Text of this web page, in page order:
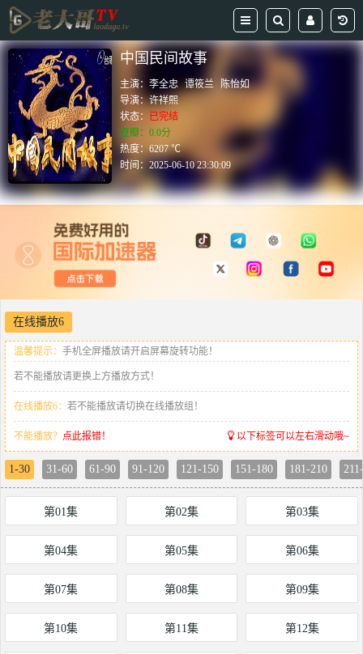
中国民间故事
主演：李全忠 谭筱兰
陈怡如
导演：许祥熙
状态： 已完结
豆瓣：0.0分
热度：6207 ℃
时间：2025-06-10 23:30:09
在线播放6
温馨提示： 手机全屏播放请开启屏幕旋转功能！
若不能播放请更换上方播放方式！
在线播放6： 若不能播放请切换在线播放组！
不能播放？ 点此报错！ 以下标签可以左右滑动哦~
1-30 31-60 61-90 91-120 121-150 151-180 181-210
第01集 第02集 第03集
第04集 第05集 第06集
第07集 第08集 第09集
第10集 第11集 第12集